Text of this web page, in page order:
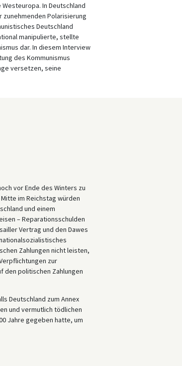
In Deutschland
Polarisierung
Deutschland
manipulierte, stellte
dar. In diesem Interview
des Kommunismus
versetzen, seine
vor Ende des Winters zu
im Reichstag würden
und einem
– Reparationsschulden
Vertrag und den Dawes
Zahlungen nicht leisten,
zur
den politischen Zahlungen
Deutschland zum Annex
und vermutlich tödlichen
Jahre gegeben hatte, um